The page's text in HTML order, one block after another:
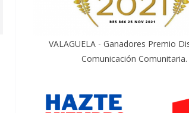
VALAGUELA - Ganadores Premio
Comunicación Comunitaria.